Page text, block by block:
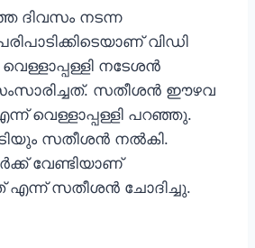
ദിവസം നടന്ന
വിഡി
നടേശന്‍
സംസാരിച്ചത്. സതീശന്‍ ഈഴവ
വെള്ളാപ്പള്ളി പറഞ്ഞു.
സതീശന്‍ നല്‍കി.
വേണ്ടിയാണ്
എന്ന് സതീശന്‍ ചോദിച്ചു.